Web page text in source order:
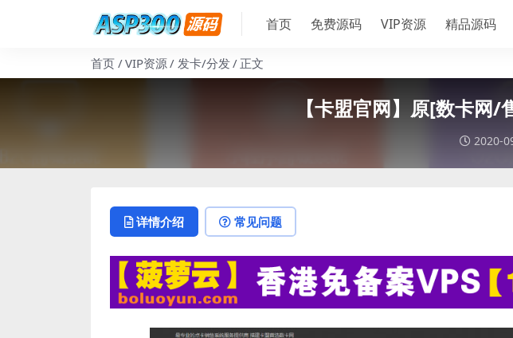
首页 免费源码 VIP资源 精品源码
首页 VIP资源 发卡/分发 正文
【卡盟官网】原[数卡网
2020-
详情介绍 常见问题